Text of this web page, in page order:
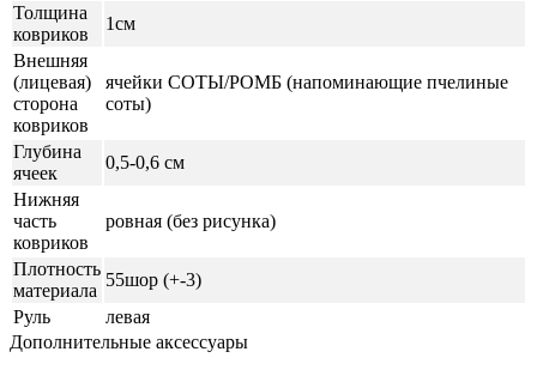
Толщина
ковриков
1см
Внешняя
(лицевая)
сторона
ковриков
ячейки СОТЫ/РОМБ (напоминающие пчелиные
соты)
Глубина
ячеек
0,5-0,6 см
Нижняя
часть
ковриков
ровная (без рисунка)
Плотность
материала
55шор (+-3)
Руль
левая
Дополнительные аксессуары